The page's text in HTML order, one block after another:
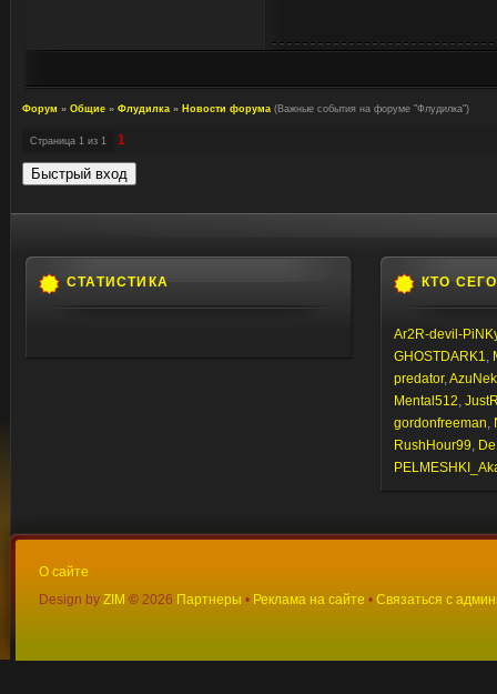
Форум » Общие » Флудилка » Новости форума (Важные события на форуме "Флудилка")
Страница 1 из 1 1
СТАТИСТИКА КТО
Ar2R-devil-
GHOSTDARK1,
predator,
Mental512,
gordonfreeman,
RushHour99,
О сайте
Design by ZIM © 2026 Партнеры • Реклама на сайте • Связаться с